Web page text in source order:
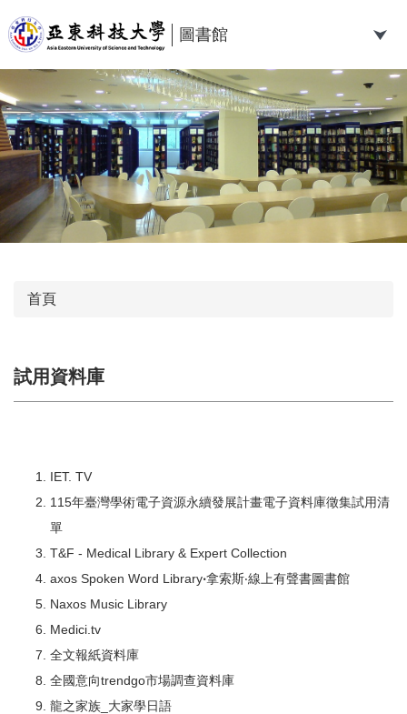
到
主
要
內
容
區
圖書館
首頁
試用資料庫
IET. TV
115年臺灣學術電子資源永續發展計畫電子資料庫徵集試用清
單
T&F - Medical Library & Expert Collection
axos Spoken Word Library‧拿索斯‧線上有聲書圖書館
Naxos Music Library
Medici.tv
全文報紙資料庫
全國意向trendgo市場調查資料庫
龍之家族_大家學日語